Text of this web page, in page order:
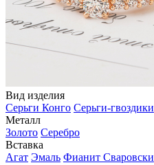
Вид изделия
Серьги Конго Серьги-гвоздики
Металл
Золото Серебро
Вставка
Агат Эмаль Фианит Сваровски